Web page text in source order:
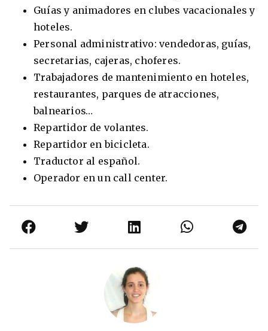
Guías y animadores en clubes vacacionales y
hoteles.
Personal administrativo: vendedoras, guías,
secretarias, cajeras, choferes.
Trabajadores de mantenimiento en hoteles,
restaurantes, parques de atracciones,
balnearios…
Repartidor de volantes.
Repartidor en bicicleta.
Traductor al español.
Operador en un call center.